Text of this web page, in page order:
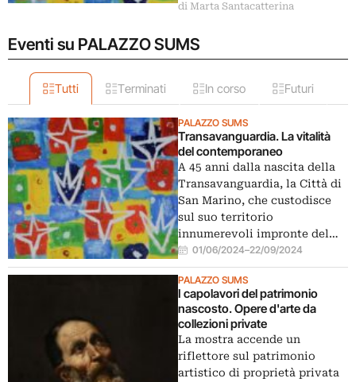
di Marta Santacatterina
Eventi su PALAZZO SUMS
Tutti Terminati In corso Futuri
PALAZZO SUMS
Transavanguardia. La vitalità
del contemporaneo
A 45 anni dalla nascita della
Transavanguardia, la Città di
San Marino, che custodisce
sul suo territorio
innumerevoli impronte del…
01/06/2024–22/09/2024
PALAZZO SUMS
I capolavori del patrimonio
nascosto. Opere d'arte da
collezioni private
La mostra accende un
riflettore sul patrimonio
artistico di proprietà privata